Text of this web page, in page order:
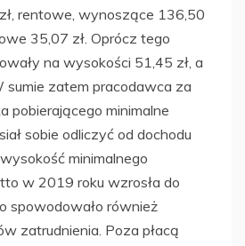
rentowe, wynoszące 136,50
35,07 zł. Oprócz tego
na wysokości 51,45 zł, a
sumie zatem pracodawca za
pobierającego minimalne
sobie odliczyć od dochodu
minimalnego
w 2019 roku wzrosła do
spowodowało również
zatrudnienia. Poza płacą